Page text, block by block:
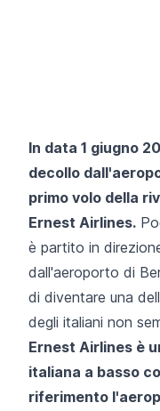
In data 1 giugno
decollo
primo volo della
Ernest Airlines.
è partito in
dall'aeroporto di
di diventare una
degli italiani non
Ernest Airlines è
italiana a basso
riferimento